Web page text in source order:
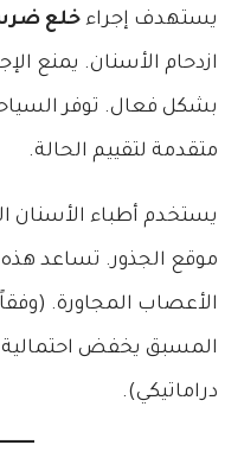
يستهدف إجراءخلع
ازدحام الأسنان. يمنع
بشكل فعال. توفر
متقدمة لتقييم الحالة.
يستخدم أطباء الأسنان
موقع الجذور. تساعد
الأعصاب المجاورة. (وفقاً
المسبق يخفض
دراماتيكي).